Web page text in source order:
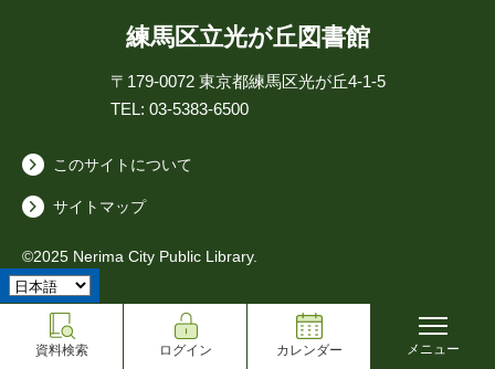
練馬区立光が丘図書館
〒179-0072 東京都練馬区光が丘4-1-5
TEL: 03-5383-6500
このサイトについて
サイトマップ
©2025 Nerima City Public Library.
資料検索 ログイン カレンダー メニュー